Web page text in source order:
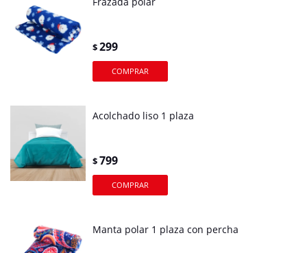
$299
Acolchado liso 1 plaza
$799
Manta polar 1 plaza con percha